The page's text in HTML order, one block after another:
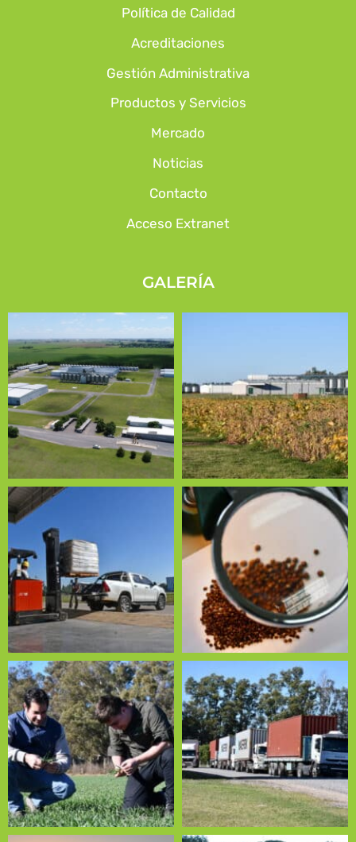
Política de Calidad
Acreditaciones
Gestión Administrativa
Productos y Servicios
Mercado
Noticias
Contacto
Acceso Extranet
GALERÍA